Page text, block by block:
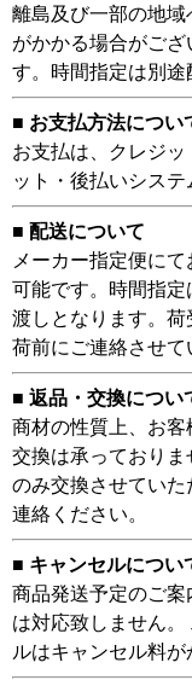
離島及び一部の地
がかかる場合がご
す。時間指定は別途
■ お支払方法につい
お支払は、クレジ
ット・後払いシステ
■ 配送について
メーカー指定便に
可能です。時間指
渡しとなります。
荷前にご連絡させて
■ 返品・交換につい
商材の性質上、お客
交換は承っており
のみ交換させてい
連絡ください。
■ キャンセルについ
商品発送予定のご
は対応致しません
ルはキャンセル料が